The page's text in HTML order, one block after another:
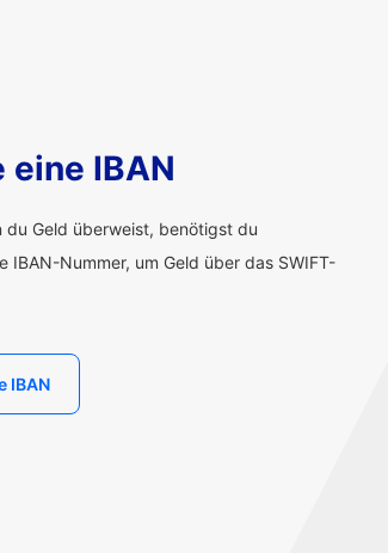
eine IBAN
du Geld überweist, benötigst du
IBAN-Nummer, um Geld über das SWIFT-
IBAN